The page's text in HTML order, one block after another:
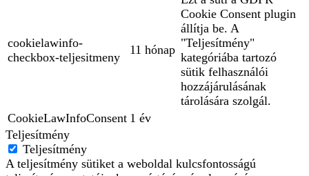
cookielawinfo-
checkbox-teljesitmeny
11 hónap
Cookie Consent plugin
állítja be. A
"Teljesítmény"
kategóriába tartozó
sütik felhasználói
hozzájárulásának
tárolására szolgál.
CookieLawInfoConsent 1 év
Teljesítmény
Teljesítmény
A teljesítmény sütiket a weboldal kulcsfontosságú